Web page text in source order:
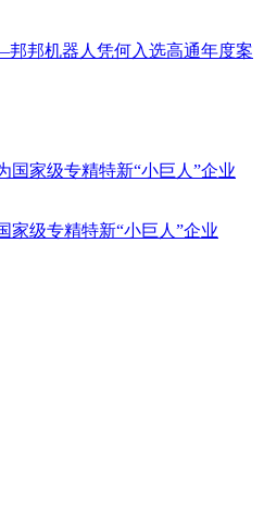
邦机器人凭何入选高通年度案
家级专精特新“小巨人”企业